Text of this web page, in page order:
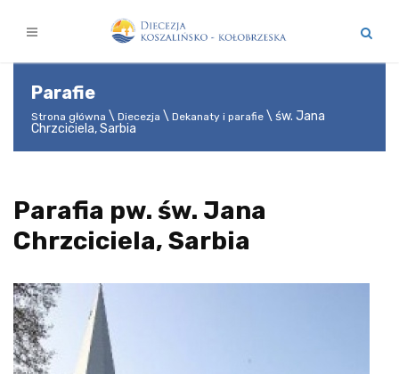
Parafie
Strona główna Diecezja Dekanaty i parafie
św. Jana
Chrzciciela, Sarbia
Parafia pw. św. Jana
Chrzciciela, Sarbia